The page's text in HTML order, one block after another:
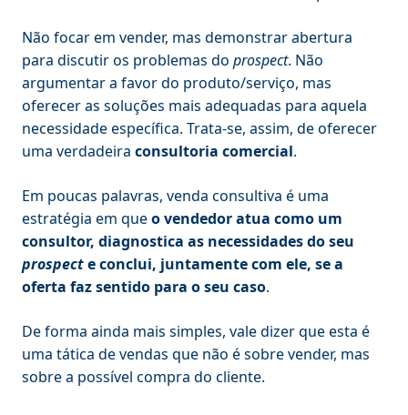
Não focar em vender, mas demonstrar abertura
para discutir os problemas do prospect. Não
argumentar a favor do produto/serviço, mas
oferecer as soluções mais adequadas para aquela
necessidade específica. Trata-se, assim, de oferecer
uma verdadeira consultoria comercial.
Em poucas palavras, venda consultiva é uma
estratégia em queo vendedor atua como um
consultor, diagnostica as necessidades do seu
prospecte conclui, juntamente com ele, se a
oferta faz sentido para o seu caso.
De forma ainda mais simples, vale dizer que esta é
uma tática de vendas que não é sobre vender, mas
sobre a possível compra do cliente.